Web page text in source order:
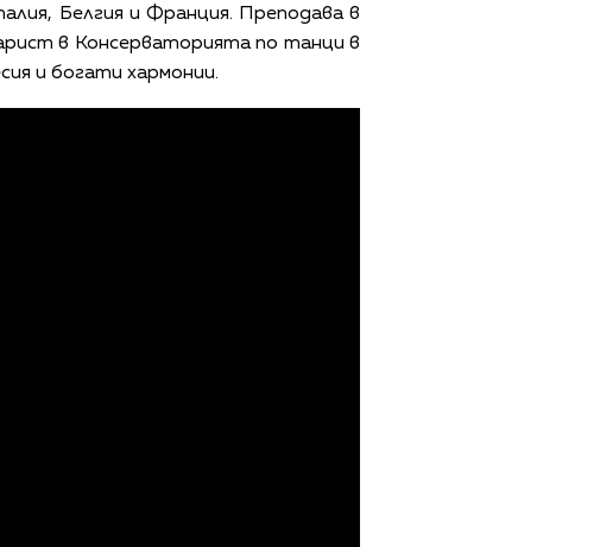
Белгия и Франция. Преподава в
в Консерваторията по танци в
и богати хармонии.